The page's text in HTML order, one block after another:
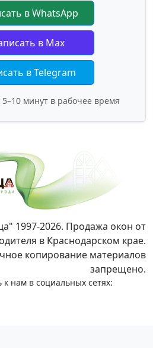
в WhatsApp
в Max
в Telegram
минут в рабочее время
1997-2026. Продажа окон от
в Краснодарском крае.
копирование материалов
запрещено.
к нам в социальных сетях: